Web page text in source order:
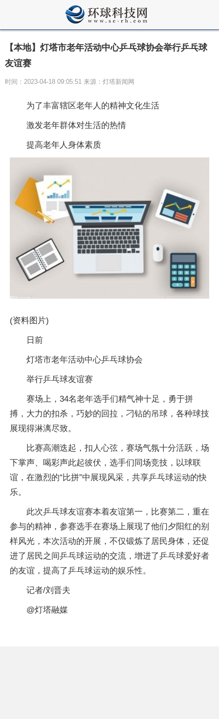
【本地】灯塔市老年活动中心乒乓球协会举行乒乓球
友谊赛
时间：2023-04-18 09:05:51 来源：灯塔新闻网
为了丰富辖区老年人的精神文化生活
激发老年群体对生活的热情
提高老年人身体素质
(资料图片)
日前
灯塔市老年活动中心乒乓球协会
举行乒乓球友谊赛
赛场上，34名老年选手们精气神十足，勇于拼
搏，大力的扣杀，巧妙的回拉，刁钻的吊球，各种球技
展现得淋漓尽致。
比赛高潮迭起，扣人心弦，赛场气氛十分活跃，场
下掌声、喝彩声此起彼伏，选手们同场竞技，以球联
谊，在激烈的“比拼”中展现风采，共享乒乓球运动的快
乐。
此次乒乓球友谊赛本着友谊第一，比赛第二，重在
参与的精神，参赛选手在赛场上展现了他们夕阳红的别
样风光，本次活动的开展，不仅锻炼了居民身体，还促
进了居民之间乒乓球运动的交流，增进了乒乓球爱好者
的友谊，提高了乒乓球运动的娱乐性。
记者/刘晋夫
@灯塔融媒